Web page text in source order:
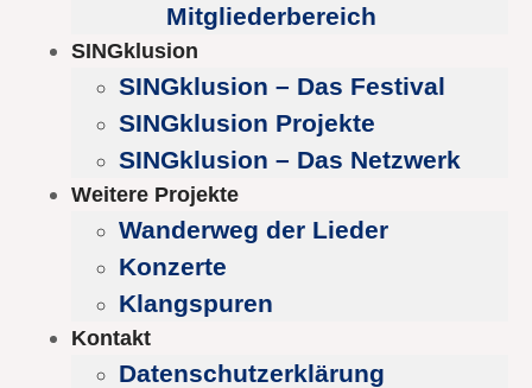
Mitgliederbereich
SINGklusion
SINGklusion – Das Festival
SINGklusion Projekte
SINGklusion – Das Netzwerk
Weitere Projekte
Wanderweg der Lieder
Konzerte
Klangspuren
Kontakt
Datenschutzerklärung